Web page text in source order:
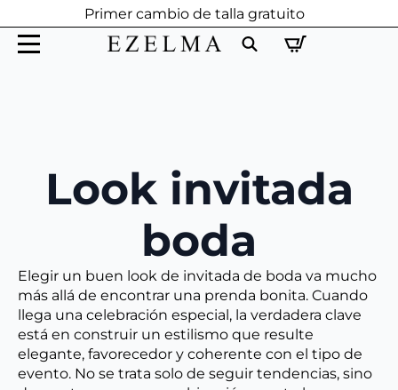
Primer cambio de talla gratuito
Look invitada
boda
Elegir un buen look de invitada de boda va mucho
más allá de encontrar una prenda bonita. Cuando
llega una celebración especial, la verdadera clave
está en construir un estilismo que resulte
elegante, favorecedor y coherente con el tipo de
evento. No se trata solo de seguir tendencias, sino